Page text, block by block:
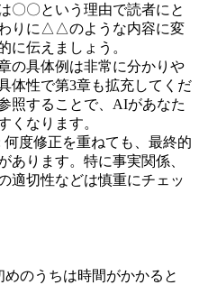
〇〇という理由で読者にと
りに△△のような内容に変
に伝えましょう。
の具体例は非常に分かりや
体性で第3章も拡充してくだ
照することで、AIがあなた
くなります。
何度修正を重ねても、最終的
あります。特に事実関係、
適切性などは慎重にチェッ
のうちは時間がかかると